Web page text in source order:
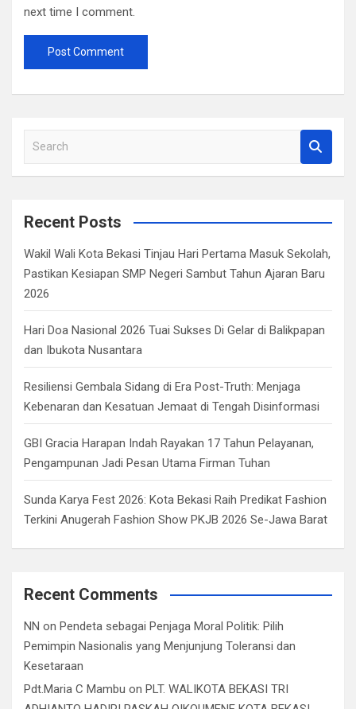
next time I comment.
a
c
Recent Posts
Wakil Wali Kota Bekasi Tinjau Hari Pertama Masuk Sekolah,
Pastikan Kesiapan SMP Negeri Sambut Tahun Ajaran Baru
2026
Hari Doa Nasional 2026 Tuai Sukses Di Gelar di Balikpapan
dan Ibukota Nusantara
Resiliensi Gembala Sidang di Era Post-Truth: Menjaga
Kebenaran dan Kesatuan Jemaat di Tengah Disinformasi
GBI Gracia Harapan Indah Rayakan 17 Tahun Pelayanan,
Pengampunan Jadi Pesan Utama Firman Tuhan
Sunda Karya Fest 2026: Kota Bekasi Raih Predikat Fashion
Terkini Anugerah Fashion Show PKJB 2026 Se-Jawa Barat
Recent Comments
NN on Pendeta sebagai Penjaga Moral Politik: Pilih
Pemimpin Nasionalis yang Menjunjung Toleransi dan
Kesetaraan
Pdt.Maria C Mambu on PLT. WALIKOTA BEKASI TRI